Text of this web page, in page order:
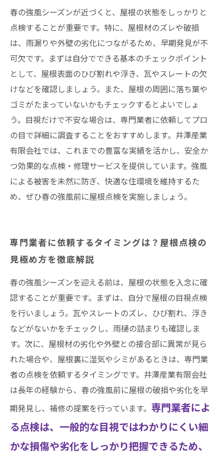
春の強風シーズンが近づくと、屋根の状態をしっかりと
点検することが重要です。特に、屋根材のズレや破損
は、雨漏りや外壁の劣化につながるため、早期発見が不
可欠です。まずは自分でできる基本のチェックポイント
として、屋根表面のひび割れや浮き、瓦やスレートの欠
けなどを確認しましょう。また、屋根の周囲に落ち葉や
ゴミがたまっていないかもチェックするとよいでしょ
う。目視だけで不安な場合は、専門業者に依頼してプロ
の目で詳細に調査することをおすすめします。井澤産業
有限会社では、これまでの豊富な実績を活かし、安全か
つ効果的な点検・修理サービスを提供しています。強風
による被害を未然に防ぎ、快適な住環境を維持するた
め、ぜひ春の強風前に屋根点検を実施しましょう。
専門業者に依頼するタイミングは？屋根点検の
見極め方を徹底解説
春の強風シーズンを迎える前は、屋根の状態を入念に確
認することが重要です。まずは、自分で屋根の目視点検
を行いましょう。瓦やスレートのズレ、ひび割れ、浮き
などがないかをチェックし、雨樋の詰まりも確認しま
す。次に、屋根材の劣化や外壁との接合部に異常が見ら
れた場合や、屋根裏に湿気やシミがあるときは、専門業
者の点検を依頼するタイミングです。井澤産業有限会社
は長年の経験から、春の強風前に屋根の破損や劣化を早
期発見し、補修の提案を行っています。 専門業者によ
る点検は、一般的な目視ではわかりにくい細
かな損傷や劣化をしっかり把握できるため、